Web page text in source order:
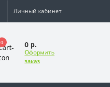
Личный кабинет
0 0 р.
Оформить
заказ